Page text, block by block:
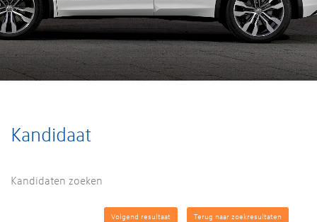
Kandidaat
Kandidaten zoeken
Volgend resultaat Terug naar zoekresultaten